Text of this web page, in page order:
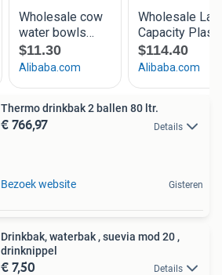
Thermo drinkbak 2 ballen 80 ltr.
€ 766,97 Details
Bezoek website Gisteren
Drinkbak, waterbak , suevia mod 20 ,
drinknippel
€ 7,50 Details